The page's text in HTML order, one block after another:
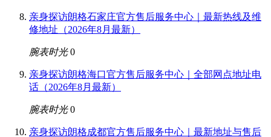
亲身探访朗格石家庄官方售后服务中心｜最新热线及维
修地址（2026年8月最新）
腕表时光 0
亲身探访朗格海口官方售后服务中心｜全部网点地址电
话（2026年8月最新）
腕表时光 0
亲身探访朗格成都官方售后服务中心｜最新地址与售后